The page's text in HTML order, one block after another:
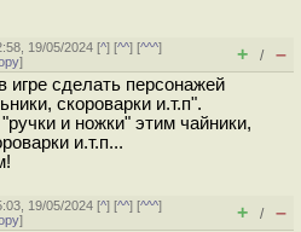
19/05/2024 [^] [^^] [^^^]
] + / –
игре сделать персонажей
скороварки и.т.п".
и ножки" этим чайники,
и.т.п...
19/05/2024 [^] [^^] [^^^]
] + / –